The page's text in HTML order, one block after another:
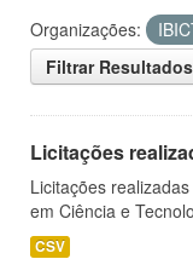
Organizações:
Filtrar Resultados
Licitações
Licitações
em Ciência e
CSV